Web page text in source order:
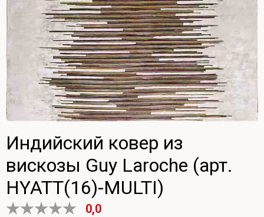
Индийский ковер из
вискозы Guy Laroche (арт.
HYATT(16)-MULTI)
0,0